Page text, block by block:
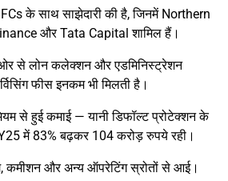
के साथ साझेदारी की है, जिनमें Northern
और Tata Capital शामिल हैं।
ओर से लोन कलेक्शन और एडमिनिस्ट्रेशन
फीस इनकम भी मिलती है।
से हुई कमाई — यानी डिफॉल्ट प्रोटेक्शन के
में 83% बढ़कर 104 करोड़ रुपये रही।
कमीशन और अन्य ऑपरेटिंग स्रोतों से आई।